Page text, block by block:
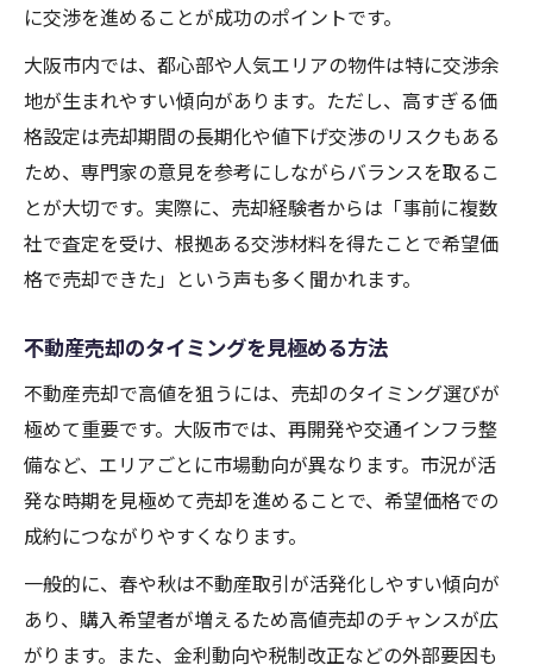
に交渉を進めることが成功のポイントです。
大阪市内では、都心部や人気エリアの物件は特に交渉余
地が生まれやすい傾向があります。ただし、高すぎる価
格設定は売却期間の長期化や値下げ交渉のリスクもある
ため、専門家の意見を参考にしながらバランスを取るこ
とが大切です。実際に、売却経験者からは「事前に複数
社で査定を受け、根拠ある交渉材料を得たことで希望価
格で売却できた」という声も多く聞かれます。
不動産売却のタイミングを見極める方法
不動産売却で高値を狙うには、売却のタイミング選びが
極めて重要です。大阪市では、再開発や交通インフラ整
備など、エリアごとに市場動向が異なります。市況が活
発な時期を見極めて売却を進めることで、希望価格での
成約につながりやすくなります。
一般的に、春や秋は不動産取引が活発化しやすい傾向が
あり、購入希望者が増えるため高値売却のチャンスが広
がります。また、金利動向や税制改正などの外部要因も